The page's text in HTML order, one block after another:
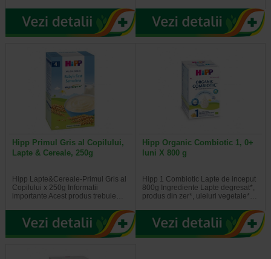
Hipp Primul Gris al Copilului,
Lapte & Cereale, 250g
Hipp Lapte&Cereale-Primul Gris al
Copilului x 250g Informatii
importante Acest produs trebuie…
Hipp Organic Combiotic 1, 0+
luni X 800 g
Hipp 1 Combiotic Lapte de inceput
800g Ingrediente Lapte degresat*,
produs din zer*, uleiuri vegetale*…